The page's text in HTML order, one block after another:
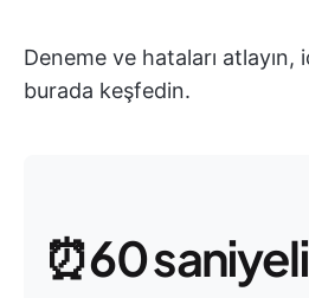
Deneme ve hataları atlayın,
burada keşfedin.
⏰60